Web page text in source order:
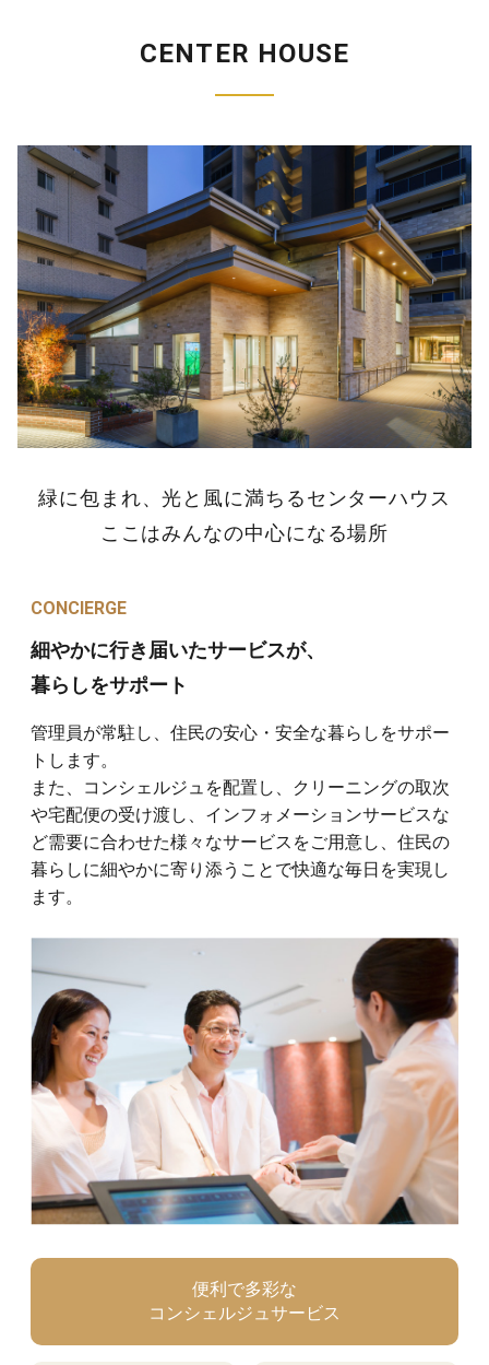
CENTER HOUSE
緑に包まれ、光と風に満ちるセンターハウス
ここはみんなの中心になる場所
CONCIERGE
細やかに行き届いたサービスが、
暮らしをサポート
管理員が常駐し、住民の安心・安全な暮らしをサポー
トします。
また、コンシェルジュを配置し、クリーニングの取次
や宅配便の受け渡し、インフォメーションサービスな
ど需要に合わせた様々なサービスをご用意し、住民の
暮らしに細やかに寄り添うことで快適な毎日を実現し
ます。
便利で多彩な
コンシェルジュサービス